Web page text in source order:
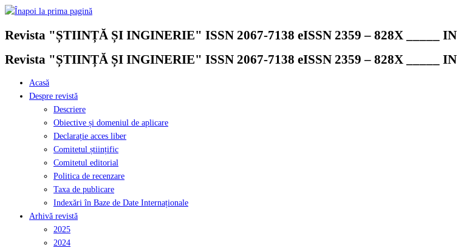
Skip
content
Revista "ȘTIINȚĂ ȘI INGINERIE" ISSN 2067-7138 eISSN 2359 – 828X _____
Revista "ȘTIINȚĂ ȘI INGINERIE" ISSN 2067-7138 eISSN 2359 – 828X _____
Acasă
Despre revistă
Descriere
Obiective și domeniul de aplicare
Declarație acces liber
Comitetul științific
Comitetul editorial
Politica de recenzare
Taxa de publicare
Indexări în Baze de Date Internaționale
Arhivă revistă
2025
2024